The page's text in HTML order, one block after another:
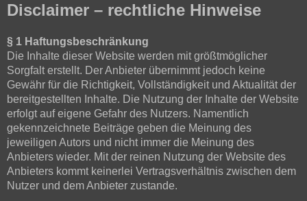
Disclaimer – rechtliche Hinweise
§ 1 Haftungsbeschränkung
Die Inhalte dieser Website werden mit größtmöglicher
Sorgfalt erstellt. Der Anbieter übernimmt jedoch keine
Gewähr für die Richtigkeit, Vollständigkeit und Aktualität der
bereitgestellten Inhalte. Die Nutzung der Inhalte der Website
erfolgt auf eigene Gefahr des Nutzers. Namentlich
gekennzeichnete Beiträge geben die Meinung des
jeweiligen Autors und nicht immer die Meinung des
Anbieters wieder. Mit der reinen Nutzung der Website des
Anbieters kommt keinerlei Vertragsverhältnis zwischen dem
Nutzer und dem Anbieter zustande.